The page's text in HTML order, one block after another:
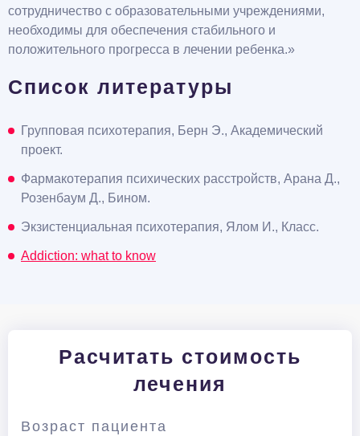
сотрудничество с образовательными учреждениями,
необходимы для обеспечения стабильного и
положительного прогресса в лечении ребенка.»
Список литературы
Групповая психотерапия, Берн Э., Академический
проект.
Фармакотерапия психических расстройств, Арана Д.,
Розенбаум Д., Бином.
Экзистенциальная психотерапия, Ялом И., Класс.
Addiction: what to know
Расчитать стоимость
лечения
Возраст пациента